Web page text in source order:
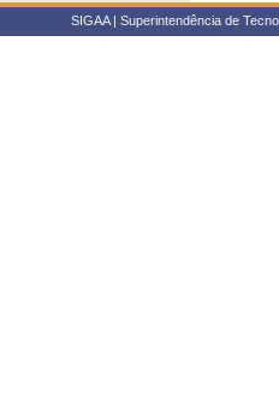
SIGAA | Superintendência de